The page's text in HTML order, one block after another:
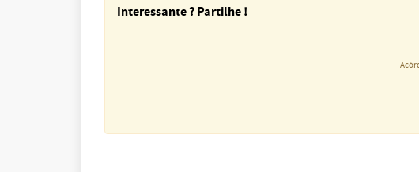
Interessante ? Partilhe !